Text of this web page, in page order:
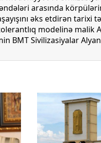
arasında
əks etdirən tarixi
modelinə malik
BMT Sivilizasiyalar
xəbər verir ki, bunu
Sivilizasiyalar Alyansının
son qoyulması və
hörmət" təşəbbüsü
dialoqda - "Sülh Alyansı"
çağırılıb, yenisi